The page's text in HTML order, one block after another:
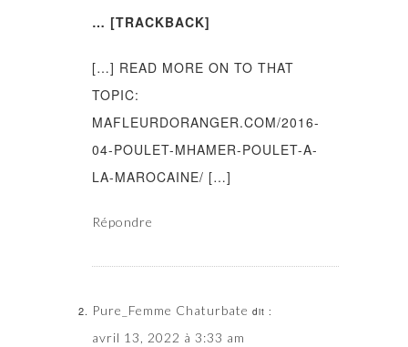
… [TRACKBACK]
[…] READ MORE ON TO THAT
TOPIC:
MAFLEURDORANGER.COM/2016-
04-POULET-MHAMER-POULET-A-
LA-MAROCAINE/ […]
Répondre
Pure_Femme Chaturbate dit :
avril 13, 2022 à 3:33 am